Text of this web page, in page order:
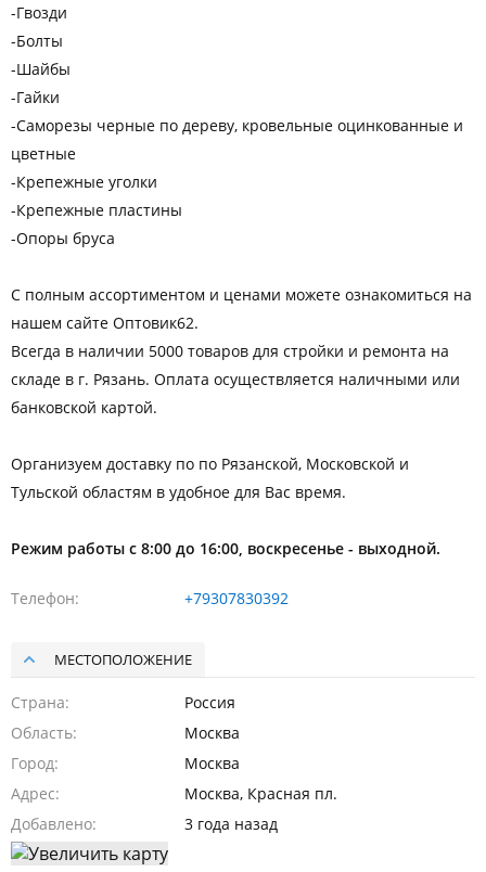
-Гвозди
-Болты
-Шайбы
-Гайки
-Саморезы черные по дереву, кровельные оцинкованные и
цветные
-Крепежные уголки
-Крепежные пластины
-Опоры бруса
С полным ассортиментом и ценами можете ознакомиться на
нашем сайте Оптовик62.
Всегда в наличии 5000 товаров для стройки и ремонта на
складе в г. Рязань. Оплата осуществляется наличными или
банковской картой.
Организуем доставку по по Рязанской, Московской и
Тульской областям в удобное для Вас время.
Режим работы с 8:00 до 16:00, воскресенье - выходной.
Телефон +79307830392
МЕСТОПОЛОЖЕНИЕ
Страна
Россия
Область
Москва
Город
Москва
Адрес
Москва, Красная пл.
Добавлено
3 года назад